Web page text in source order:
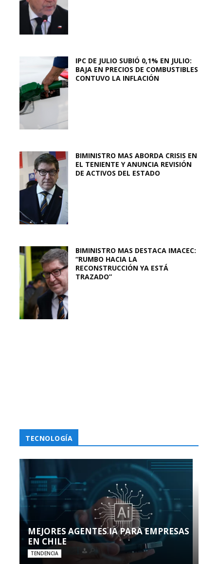
IPC DE JULIO SUBIÓ 0,1% EN JULIO:
BAJA EN PRECIOS DE COMBUSTIBLES
CONTUVO LA INFLACIÓN
BIMINISTRO MAS ABORDA CRISIS EN
EL TENIENTE Y ANUNCIA REVISIÓN
DE ACTIVOS DEL ESTADO
BIMINISTRO MAS DESTACA IMACEC:
“RUMBO HACIA LA
RECONSTRUCCIÓN YA ESTÁ
TRAZADO”
TECNOLOGÍA
MEJORES AGENTES IA PARA EMPRESAS
EN CHILE
TENDENCIA